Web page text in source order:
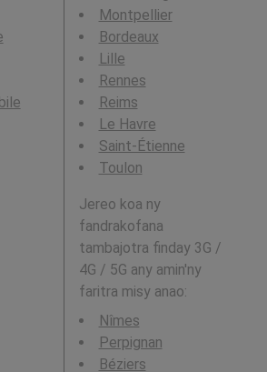
Montpellier
Bordeaux
Lille
Rennes
Reims
Le Havre
Saint-Étienne
Toulon
Jereo koa ny
fandrakofana
tambajotra finday 3G /
4G / 5G any amin'ny
faritra misy anao:
Nîmes
Perpignan
Béziers